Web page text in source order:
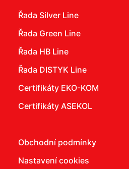
Řada Silver Line
Řada Green Line
Řada HB Line
Řada DISTYK Line
Certifikáty EKO-KOM
Certifikáty ASEKOL
Obchodní podmínky
Nastavení cookies